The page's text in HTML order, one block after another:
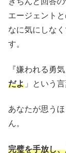
エージェント
なに気にしな
す。
『嫌われる勇気
だよ 」という
あなたが思う
ん。
完璧を手放し